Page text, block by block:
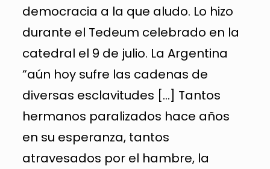
democracia a la que aludo. Lo hizo
durante el Tedeum celebrado en la
catedral el 9 de julio. La Argentina
“aún hoy sufre las cadenas de
diversas esclavitudes […] Tantos
hermanos paralizados hace años
en su esperanza, tantos
atravesados por el hambre, la